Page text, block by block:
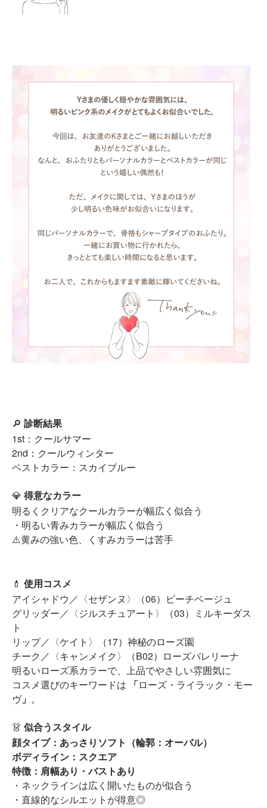
🔎 診断結果
1st：クールサマー
2nd：クールウィンター
ベストカラー：スカイブルー
💎 得意なカラー
明るくクリアなクールカラーが幅広く似合う
・明るい青みカラーが幅広く似合う
⚠️黄みの強い色、くすみカラーは苦手
💄 使用コスメ
アイシャドウ／〈セザンヌ〉（06）ピーチベージュ
グリッダー／〈ジルスチュアート〉（03）ミルキーダス
ト
リップ／〈ケイト〉（17）神秘のローズ園
チーク／〈キャンメイク〉（B02）ローズバレリーナ
明るいローズ系カラーで、上品でやさしい雰囲気に
コスメ選びのキーワードは
「ローズ・ライラック・モー
ヴ」 。
👗 似合うスタイル
顔タイプ：あっさりソフト（輪郭：オーバル）
ボディライン：スクエア
特徴：肩幅あり・バストあり
・ネックラインは広く開いたものが似合う
・直線的なシルエットが得意◎